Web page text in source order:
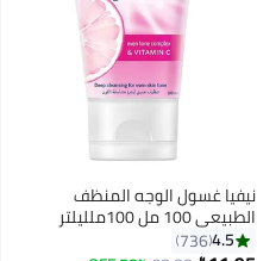
نيفيا غسول الوجه المنظف
الطبيعي 100 مل 100ملليلتر
4.5
736 #2 في كريم ليلي